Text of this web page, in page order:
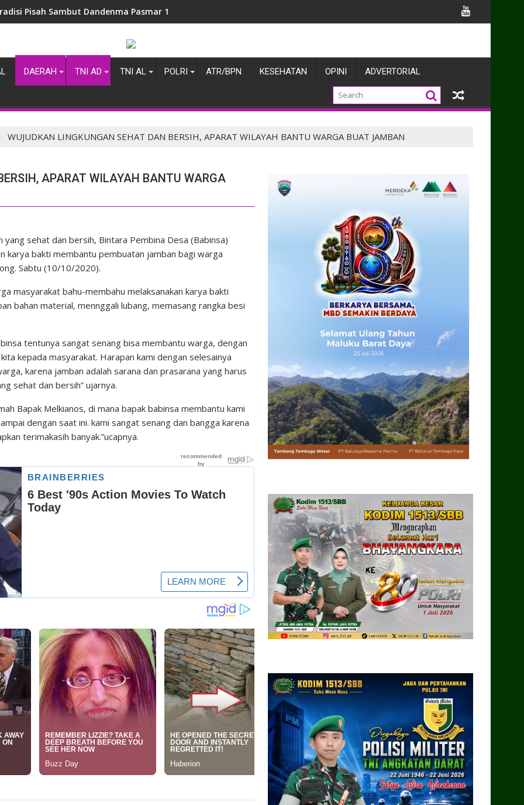
Pisah Sambut Dandenma Pasmar 1
DAERAH TNI AD TNI AL POLRI ATR/BPN KESEHATAN OPINI ADVERTORIAL
WUJUDKAN LINGKUNGAN SEHAT DAN BERSIH, APARAT WILAYAH BANTU WARGA BUAT JAMBAN
APARAT WILAYAH BANTU WARGA
sehat dan bersih, Bintara Pembina Desa (Babinsa)
karya bakti membantu pembuatan jamban bagi warga
Sabtu (10/10/2020).
masyarakat bahu-membahu melaksanakan karya bakti
bahan material, mennggali lubang, memasang rangka besi
tentunya sangat senang bisa membantu warga, dengan
kepada masyarakat. Harapan kami dengan selesainya
karena jamban adalah sarana dan prasarana yang harus
sehat dan bersih” ujarnya.
Bapak Melkianos, di mana bapak babinsa membantu kami
dengan saat ini. kami sangat senang dan bangga karena
terimakasih banyak.”ucapnya.